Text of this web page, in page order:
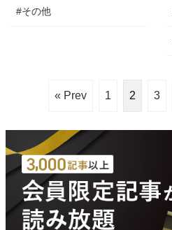
#その他
« Prev 1 2 3